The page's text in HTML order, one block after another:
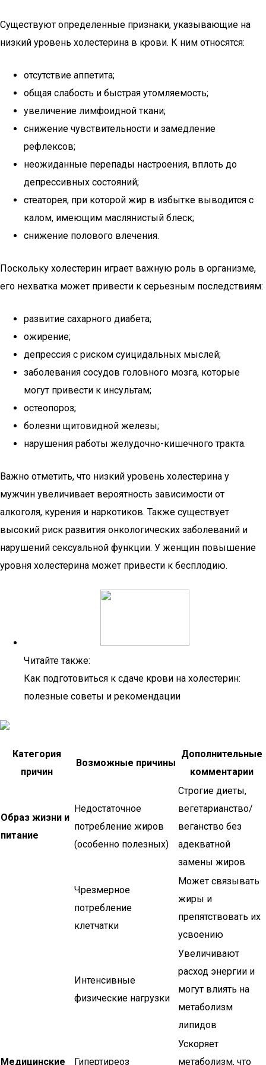
Существуют определенные признаки, указывающие на
низкий уровень холестерина в крови. К ним относятся:
отсутствие аппетита;
общая слабость и быстрая утомляемость;
увеличение лимфоидной ткани;
снижение чувствительности и замедление
рефлексов;
неожиданные перепады настроения, вплоть до
депрессивных состояний;
стеаторея, при которой жир в избытке выводится с
калом, имеющим маслянистый блеск;
снижение полового влечения.
Поскольку холестерин играет важную роль в организме,
его нехватка может привести к серьезным последствиям:
развитие сахарного диабета;
ожирение;
депрессия с риском суицидальных мыслей;
заболевания сосудов головного мозга, которые
могут привести к инсультам;
остеопороз;
болезни щитовидной железы;
нарушения работы желудочно-кишечного тракта.
Важно отметить, что низкий уровень холестерина у
мужчин увеличивает вероятность зависимости от
алкоголя, курения и наркотиков. Также существует
высокий риск развития онкологических заболеваний и
нарушений сексуальной функции. У женщин повышение
уровня холестерина может привести к бесплодию.
Читайте также:
Как подготовиться к сдаче крови на холестерин:
полезные советы и рекомендации
Категория
причин
Возможные причины
Дополнительные
комментарии
Образ жизни и
питание
Недостаточное
потребление жиров
(особенно полезных)
Строгие диеты,
вегетарианство/
веганство без
адекватной
замены жиров
Чрезмерное
потребление
клетчатки
Может связывать
жиры и
препятствовать их
усвоению
Интенсивные
физические нагрузки
Увеличивают
расход энергии и
могут влиять на
метаболизм
липидов
Медицинские Гипертиреоз
Ускоряет
метаболизм, что